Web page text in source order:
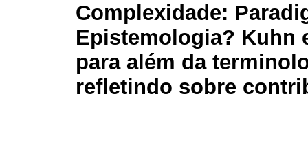
Complexidade:
Epistemologia? Kuhn
para além da
refletindo sobre